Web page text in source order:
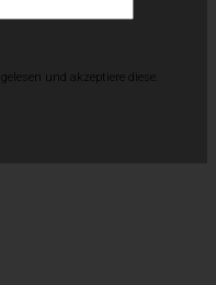
gelesen und akzeptiere diese.